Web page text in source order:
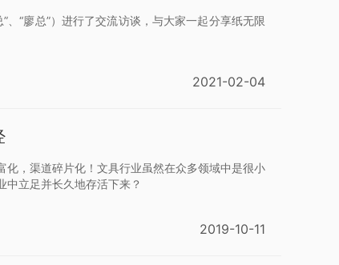
、“廖总”）进行了交流访谈，与大家一起分享纸无限
2021-02-04
，渠道碎片化！文具行业虽然在众多领域中是很小
中立足并长久地存活下来？
2019-10-11